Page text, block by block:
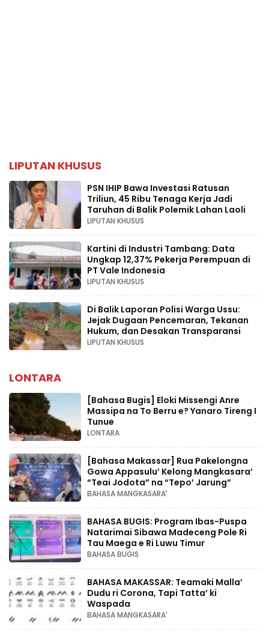
LIPUTAN KHUSUS
PSN IHIP Bawa Investasi Ratusan
Triliun, 45 Ribu Tenaga Kerja Jadi
Taruhan di Balik Polemik Lahan Laoli
LIPUTAN KHUSUS
Kartini di Industri Tambang: Data
Ungkap 12,37% Pekerja Perempuan di
PT Vale Indonesia
LIPUTAN KHUSUS
Di Balik Laporan Polisi Warga Ussu:
Jejak Dugaan Pencemaran, Tekanan
Hukum, dan Desakan Transparansi
LIPUTAN KHUSUS
LONTARA
[Bahasa Bugis] ‎Eloki Missengi Anre
Massipa na To Berru e? Yanaro Tireng I
Tunue
LONTARA
[Bahasa Makassar] Rua Pakelongna
Gowa Appasulu’ Kelong Mangkasara’
“Teai Jodota” na “Tepo’ Jarung”
BAHASA MANGKASARA'
BAHASA BUGIS: Program Ibas-Puspa
Natarimai Sibawa Madeceng Pole Ri
Tau Maega e Ri Luwu Timur
BAHASA BUGIS
BAHASA MAKASSAR: Teamaki Malla’
Dudu ri Corona, Tapi Tatta’ ki
Waspada
BAHASA MANGKASARA'